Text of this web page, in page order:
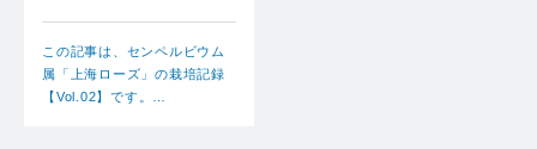
この記事は、センペルビウム
属「上海ローズ」の栽培記録
【Vol.02】です。…